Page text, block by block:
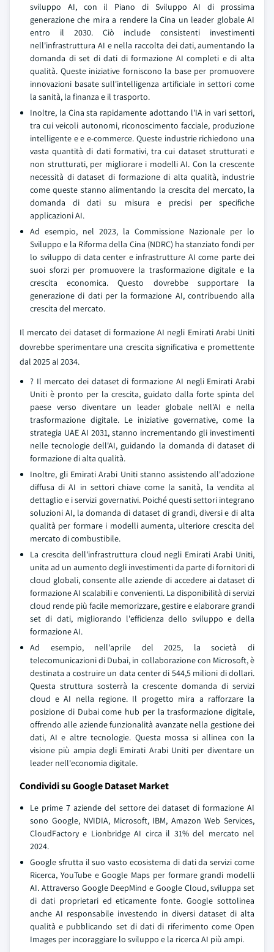
sviluppo AI, con il Piano di Sviluppo AI di prossima
generazione che mira a rendere la Cina un leader globale AI
entro il 2030. Ciò include consistenti investimenti
nell'infrastruttura AI e nella raccolta dei dati, aumentando la
domanda di set di dati di formazione AI completi e di alta
qualità. Queste iniziative forniscono la base per promuovere
innovazioni basate sull'intelligenza artificiale in settori come
la sanità, la finanza e il trasporto.
Inoltre, la Cina sta rapidamente adottando l'IA in vari settori,
tra cui veicoli autonomi, riconoscimento facciale, produzione
intelligente e e e-commerce. Queste industrie richiedono una
vasta quantità di dati formativi, tra cui dataset strutturati e
non strutturati, per migliorare i modelli AI. Con la crescente
necessità di dataset di formazione di alta qualità, industrie
come queste stanno alimentando la crescita del mercato, la
domanda di dati su misura e precisi per specifiche
applicazioni AI.
Ad esempio, nel 2023, la Commissione Nazionale per lo
Sviluppo e la Riforma della Cina (NDRC) ha stanziato fondi per
lo sviluppo di data center e infrastrutture AI come parte dei
suoi sforzi per promuovere la trasformazione digitale e la
crescita economica. Questo dovrebbe supportare la
generazione di dati per la formazione AI, contribuendo alla
crescita del mercato.
Il mercato dei dataset di formazione AI negli Emirati Arabi Uniti
dovrebbe sperimentare una crescita significativa e promettente
dal 2025 al 2034.
? Il mercato dei dataset di formazione AI negli Emirati Arabi
Uniti è pronto per la crescita, guidato dalla forte spinta del
paese verso diventare un leader globale nell'AI e nella
trasformazione digitale. Le iniziative governative, come la
strategia UAE AI 2031, stanno incrementando gli investimenti
nelle tecnologie dell'AI, guidando la domanda di dataset di
formazione di alta qualità.
Inoltre, gli Emirati Arabi Uniti stanno assistendo all'adozione
diffusa di AI in settori chiave come la sanità, la vendita al
dettaglio e i servizi governativi. Poiché questi settori integrano
soluzioni AI, la domanda di dataset di grandi, diversi e di alta
qualità per formare i modelli aumenta, ulteriore crescita del
mercato di combustibile.
La crescita dell'infrastruttura cloud negli Emirati Arabi Uniti,
unita ad un aumento degli investimenti da parte di fornitori di
cloud globali, consente alle aziende di accedere ai dataset di
formazione AI scalabili e convenienti. La disponibilità di servizi
cloud rende più facile memorizzare, gestire e elaborare grandi
set di dati, migliorando l'efficienza dello sviluppo e della
formazione AI.
Ad esempio, nell'aprile del 2025, la società di
telecomunicazioni di Dubai, in collaborazione con Microsoft, è
destinata a costruire un data center di 544,5 milioni di dollari.
Questa struttura sosterrà la crescente domanda di servizi
cloud e AI nella regione. Il progetto mira a rafforzare la
posizione di Dubai come hub per la trasformazione digitale,
offrendo alle aziende funzionalità avanzate nella gestione dei
dati, AI e altre tecnologie. Questa mossa si allinea con la
visione più ampia degli Emirati Arabi Uniti per diventare un
leader nell'economia digitale.
Condividi su Google Dataset Market
Le prime 7 aziende del settore dei dataset di formazione AI
sono Google, NVIDIA, Microsoft, IBM, Amazon Web Services,
CloudFactory e Lionbridge AI circa il 31% del mercato nel
2024.
Google sfrutta il suo vasto ecosistema di dati da servizi come
Ricerca, YouTube e Google Maps per formare grandi modelli
AI. Attraverso Google DeepMind e Google Cloud, sviluppa set
di dati proprietari ed eticamente fonte. Google sottolinea
anche AI responsabile investendo in diversi dataset di alta
qualità e pubblicando set di dati di riferimento come Open
Images per incoraggiare lo sviluppo e la ricerca AI più ampi.